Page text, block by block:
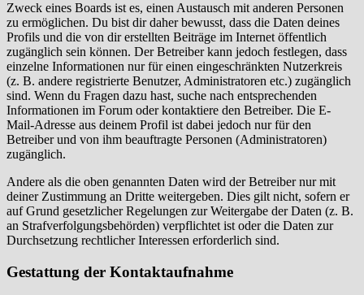
Zweck eines Boards ist es, einen Austausch mit anderen Personen
zu ermöglichen. Du bist dir daher bewusst, dass die Daten deines
Profils und die von dir erstellten Beiträge im Internet öffentlich
zugänglich sein können. Der Betreiber kann jedoch festlegen, dass
einzelne Informationen nur für einen eingeschränkten Nutzerkreis
(z. B. andere registrierte Benutzer, Administratoren etc.) zugänglich
sind. Wenn du Fragen dazu hast, suche nach entsprechenden
Informationen im Forum oder kontaktiere den Betreiber. Die E-
Mail-Adresse aus deinem Profil ist dabei jedoch nur für den
Betreiber und von ihm beauftragte Personen (Administratoren)
zugänglich.
Andere als die oben genannten Daten wird der Betreiber nur mit
deiner Zustimmung an Dritte weitergeben. Dies gilt nicht, sofern er
auf Grund gesetzlicher Regelungen zur Weitergabe der Daten (z. B.
an Strafverfolgungsbehörden) verpflichtet ist oder die Daten zur
Durchsetzung rechtlicher Interessen erforderlich sind.
Gestattung der Kontaktaufnahme